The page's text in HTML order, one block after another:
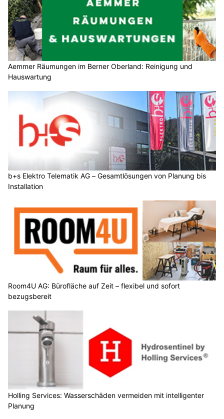
Aemmer Räumungen im Berner Oberland: Reinigung und
Hauswartung
b+s Elektro Telematik AG – Gesamtlösungen von Planung bis
Installation
Room4U AG: Bürofläche auf Zeit – flexibel und sofort
bezugsbereit
Holling Services: Wasserschäden vermeiden mit intelligenter
Planung